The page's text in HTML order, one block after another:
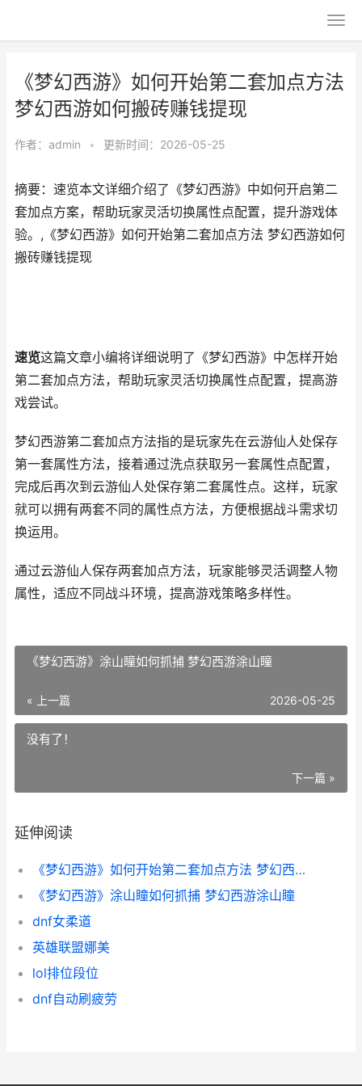
《梦幻西游》如何开始第二套加点方法
梦幻西游如何搬砖赚钱提现
作者： admin • 更新时间：2026-05-25
摘要：速览本文详细介绍了《梦幻西游》中如何开启第二
套加点方案，帮助玩家灵活切换属性点配置，提升游戏体
验。,《梦幻西游》如何开始第二套加点方法 梦幻西游如何
搬砖赚钱提现
速览这篇文章小编将详细说明了《梦幻西游》中怎样开始
第二套加点方法，帮助玩家灵活切换属性点配置，提高游
戏尝试。
梦幻西游第二套加点方法指的是玩家先在云游仙人处保存
第一套属性方法，接着通过洗点获取另一套属性点配置，
完成后再次到云游仙人处保存第二套属性点。这样，玩家
就可以拥有两套不同的属性点方法，方便根据战斗需求切
换运用。
通过云游仙人保存两套加点方法，玩家能够灵活调整人物
属性，适应不同战斗环境，提高游戏策略多样性。
《梦幻西游》涂山瞳如何抓捕 梦幻西游涂山瞳
« 上一篇 2026-05-25
没有了！
下一篇 »
延伸阅读
《梦幻西游》如何开始第二套加点方法 梦幻西游如何搬砖赚钱提现
《梦幻西游》涂山瞳如何抓捕 梦幻西游涂山瞳
dnf女柔道
英雄联盟娜美
lol排位段位
dnf自动刷疲劳